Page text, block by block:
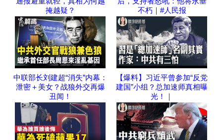
掩越疑？
不朽｜#人民报
中联部长刘建超“消失”内幕：
泄密＋美女？战狼外交再爆
丑闻！
【爆料】习近平曾参加“反党
建国”小组？总加速师真相曝
光！｜